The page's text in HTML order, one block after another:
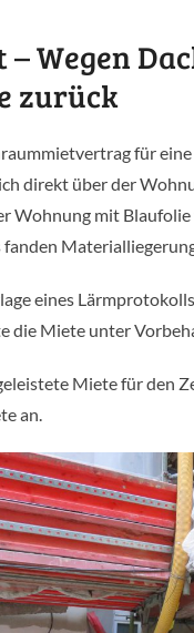
Wegen
zurück
für
direkt über der
Wohnung mit
eines
die Miete unter
Miete für den
an.